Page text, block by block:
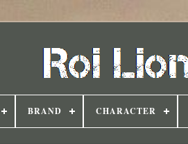
BRAND CHARACTER